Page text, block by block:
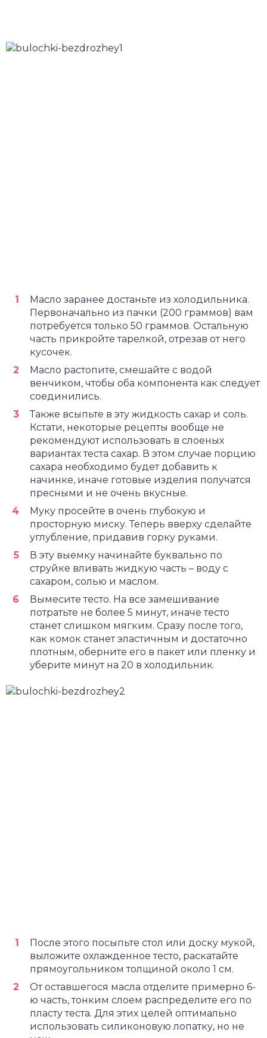
Масло заранее достаньте из холодильника.
Первоначально из пачки (200 граммов) вам
потребуется только 50 граммов. Остальную
часть прикройте тарелкой, отрезав от него
кусочек.
Масло растопите, смешайте с водой
венчиком, чтобы оба компонента как следует
соединились.
Также всыпьте в эту жидкость сахар и соль.
Кстати, некоторые рецепты вообще не
рекомендуют использовать в слоеных
вариантах теста сахар. В этом случае порцию
сахара необходимо будет добавить к
начинке, иначе готовые изделия получатся
пресными и не очень вкусные.
Муку просейте в очень глубокую и
просторную миску. Теперь вверху сделайте
углубление, придавив горку руками.
В эту выемку начинайте буквально по
струйке вливать жидкую часть – воду с
сахаром, солью и маслом.
Вымесите тесто. На все замешивание
потратьте не более 5 минут, иначе тесто
станет слишком мягким. Сразу после того,
как комок станет эластичным и достаточно
плотным, оберните его в пакет или пленку и
уберите минут на 20 в холодильник.
После этого посыпьте стол или доску мукой,
выложите охлажденное тесто, раскатайте
прямоугольником толщиной около 1 см.
От оставшегося масла отделите примерно 6-
ю часть, тонким слоем распределите его по
пласту теста. Для этих целей оптимально
использовать силиконовую лопатку, но не